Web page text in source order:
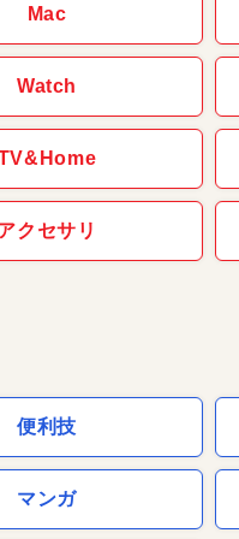
Mac
Watch
クセサリ
便利技
マンガ